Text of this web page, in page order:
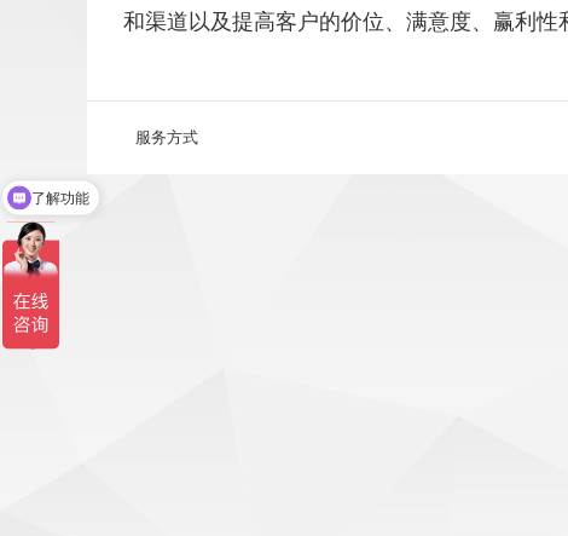
和渠道以及提高客户的价位、满意度、赢利性
服务方式
了解功能